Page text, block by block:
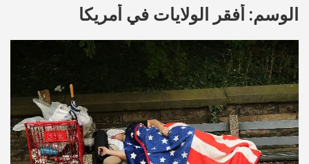
الوسم: أفقر الولايات في أمريكا